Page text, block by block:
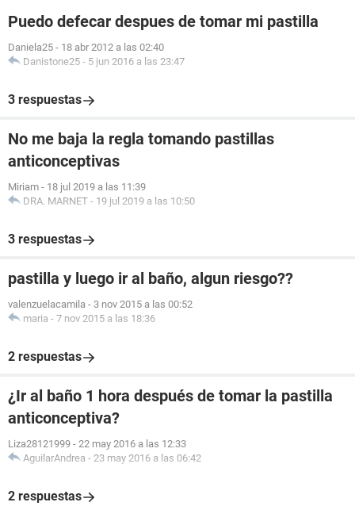
Puedo defecar despues de tomar mi pastilla
Daniela25 - 18 abr 2012 a las 02:40
Danistone25 - 5 jun 2016 a las 23:47
3 respuestas
No me baja la regla tomando pastillas
anticonceptivas
Miriam - 18 jul 2019 a las 11:39
DRA. MARNET - 19 jul 2019 a las 10:50
3 respuestas
pastilla y luego ir al baño, algun riesgo??
valenzuelacamila - 3 nov 2015 a las 00:52
maria - 7 nov 2015 a las 18:36
2 respuestas
¿Ir al baño 1 hora después de tomar la pastilla
anticonceptiva?
Liza28121999 - 22 may 2016 a las 12:33
AguilarAndrea - 23 may 2016 a las 06:42
2 respuestas